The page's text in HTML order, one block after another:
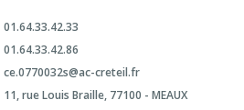
01.64.33.42.33
01.64.33.42.86
ce.0770032s@ac-creteil.fr
11, rue Louis Braille, 77100 -MEAUX